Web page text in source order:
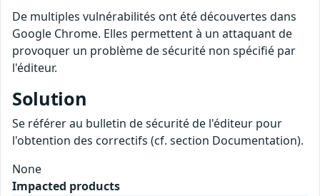
De multiples vulnérabilités ont été découvertes dans
Google Chrome. Elles permettent à un attaquant de
provoquer un problème de sécurité non spécifié par
l'éditeur.
Solution
Se référer au bulletin de sécurité de l'éditeur pour
l'obtention des correctifs (cf. section Documentation).
None
Impacted products